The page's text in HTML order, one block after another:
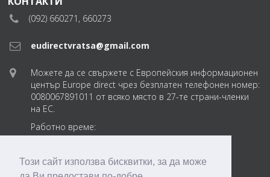
Този сайт използва бисквитки, за да може
(092) 660271, 660273
eudirectvratsa@gmail.com
Можете да се свържете с Европейския информационен
център Europe direct чрез безплатен телефонен номер:
0080067891011 от всяко място в 27-те страни-членки
на ЕС.
Работно време:
понеделник-петък